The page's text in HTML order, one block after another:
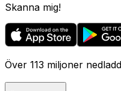
Skanna mig!
Över 113 miljoner